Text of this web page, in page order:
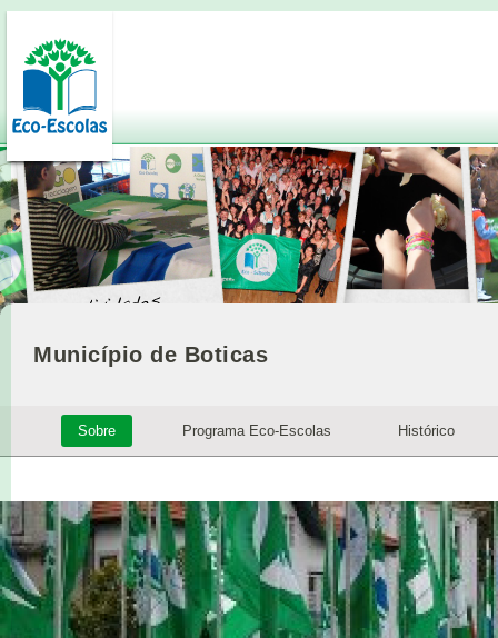
Município de Boticas
Sobre Programa Eco-Escolas Histórico